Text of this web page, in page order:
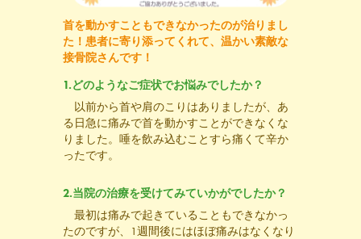
首を動かすこともできなかったのが治りまし
た！患者に寄り添ってくれて、温かい素敵な
接骨院さんです！
1.どのようなご症状でお悩みでしたか？
以前から首や肩のこりはありましたが、あ
る日急に痛みで首を動かすことができなくな
りました。唾を飲み込むことすら痛くて辛か
ったです。
2.当院の治療を受けてみていかがでしたか？
最初は痛みで起きていることもできなかっ
たのですが、1週間後にはほぼ痛みはなくなり